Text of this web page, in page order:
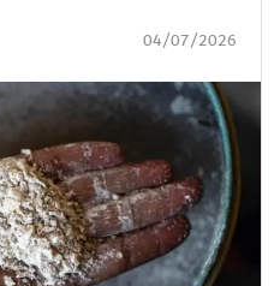
04/07/2026